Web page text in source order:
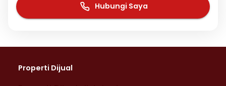
Hubungi Saya
Properti Dijual